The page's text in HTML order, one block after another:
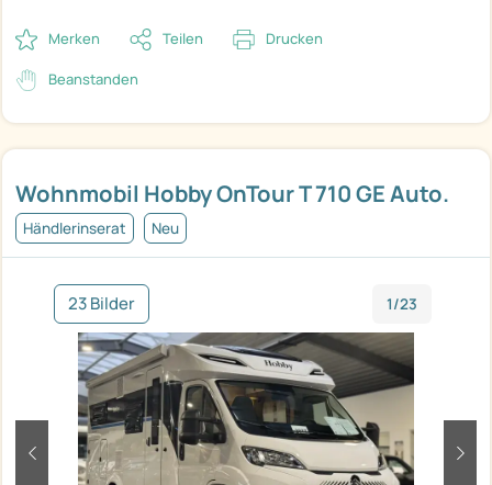
Wohnmobil Hobby OnTour T 710 GE Auto.
Händlerinserat Neu
23 Bilder 1/23
zurück
Merken Teilen Drucken
Beanstanden